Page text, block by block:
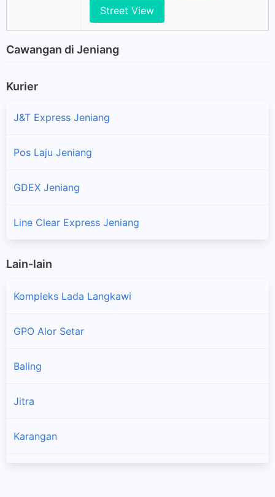
Street View
Cawangan di Jeniang
Kurier
J&T Express Jeniang
Pos Laju Jeniang
GDEX Jeniang
Line Clear Express Jeniang
Lain-lain
Kompleks Lada Langkawi
GPO Alor Setar
Baling
Jitra
Karangan